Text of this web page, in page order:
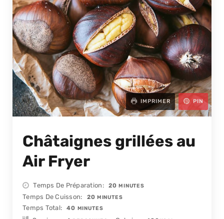
IMPRIMER PIN
Châtaignes grillées au
Air Fryer
Temps De Préparation 20MINUTES
MINUTES
Temps De Cuisson 20MINUTES
MINUTES
Temps Total 40 MINUTES
MINUTES